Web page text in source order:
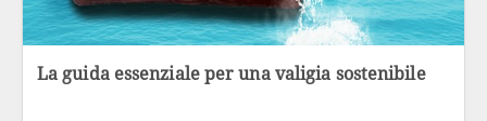
La guida essenziale per una valigia sostenibile